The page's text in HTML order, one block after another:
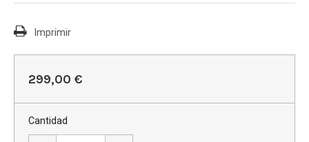
Imprimir
299,00 €
Cantidad